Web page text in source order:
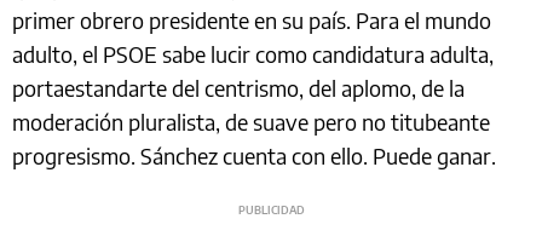
primer obrero presidente en su país. Para el mundo
adulto, el PSOE sabe lucir como candidatura adulta,
portaestandarte del centrismo, del aplomo, de la
moderación pluralista, de suave pero no titubeante
progresismo. Sánchez cuenta con ello. Puede ganar.